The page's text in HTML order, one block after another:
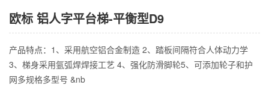
欧标 铝人字平台梯-平衡型D9
产品特点：1、采用航空铝合金制造 2、踏板间隔符合人体动力学
3、梯身采用氩弧焊焊接工艺 4、强化防滑脚轮5、可添加轮子和护
网多规格多型号 &nb